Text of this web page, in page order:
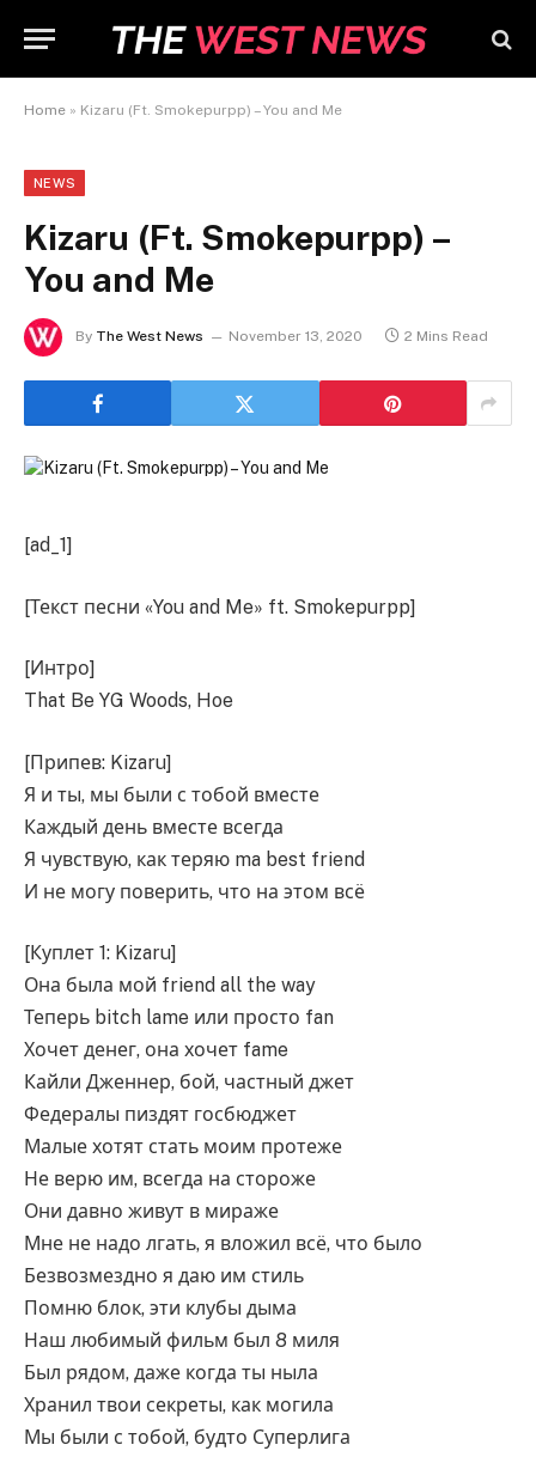
Home » Kizaru (Ft. Smokepurpp) – You and Me
NEWS
Kizaru (Ft. Smokepurpp) –
You and Me
By The West News November 13, 2020 2 Mins Read
[ad_1]
[Текст песни «You and Me» ft. Smokepurpp]
[Интро]
That Be YG Woods, Hoe
[Припев: Kizaru]
Я и ты, мы были с тобой вместе
Каждый день вместе всегда
Я чувствую, как теряю ma best friend
И не могу поверить, что на этом всё
[Куплет 1: Kizaru]
Она была мой friend all the way
Теперь bitch lame или просто fan
Хочет денег, она хочет fame
Кайли Дженнер, бой, частный джет
Федералы пиздят госбюджет
Малые хотят стать моим протеже
Не верю им, всегда на стороже
Они давно живут в мираже
Мне не надо лгать, я вложил всё, что было
Безвозмездно я даю им стиль
Помню блок, эти клубы дыма
Наш любимый фильм был 8 миля
Был рядом, даже когда ты ныла
Хранил твои секреты, как могила
Мы были с тобой, будто Суперлига